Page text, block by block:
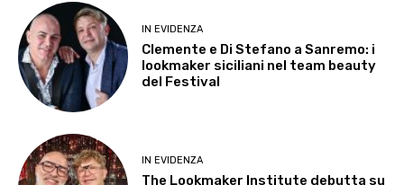
IN EVIDENZA
Clemente e Di Stefano a Sanremo: i
lookmaker siciliani nel team beauty
del Festival
IN EVIDENZA
The Lookmaker Institute debutta su